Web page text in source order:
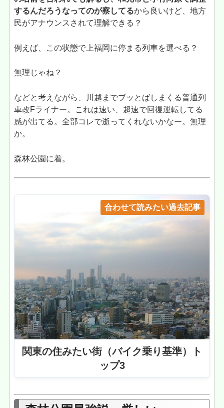
するんだろうなってのが察してるから良いけど、地方
民がアナウンスされて理解できる？
例えば、この状態で上福岡に停まる列車を選べる？
無理じゃね？
などと考えながら、川越までブッとばしまくる普通列
車改Fライナー。これは速い、超速で回復運転してる
感が出てる。全部コレで逝ってくれないかなー。無理
か。
森林公園に着。
合わせて読みたい過去記事
関東の住みたい街（バイク乗り基準）ト
ップ3